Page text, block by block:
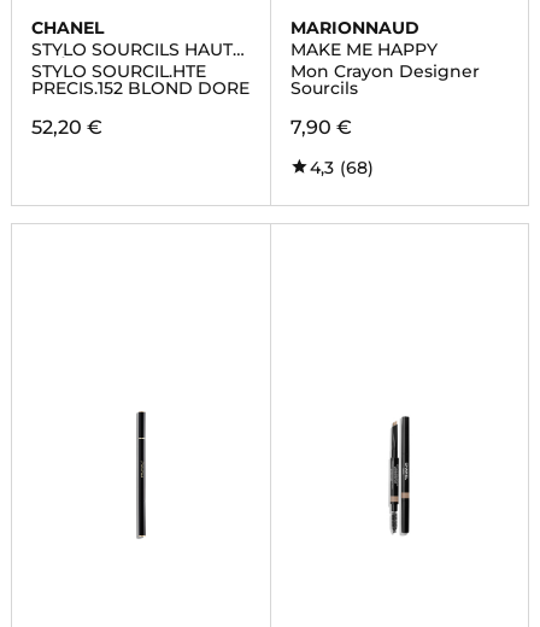
CHANEL
STYLO SOURCILS HAUTE
PRÉCISION
STYLO SOURCIL.HTE
PRECIS.152 BLOND DORE
52,20 €
MARIONNAUD
MAKE ME HAPPY
Mon Crayon Designer
Sourcils
7,90 €
4,3 (68)